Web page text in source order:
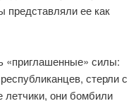
представляли ее как
«приглашенные» силы:
стерли с
летчики, они бомбили